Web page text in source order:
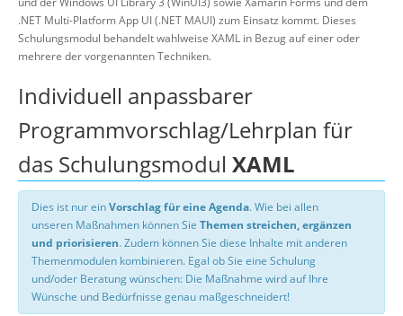
.NET Multi-Platform App UI (.NET MAUI) zum Einsatz kommt. Dieses
Schulungsmodul behandelt wahlweise XAML in Bezug auf einer oder
mehrere der vorgenannten Techniken.
Individuell anpassbarer
Programmvorschlag/Lehrplan für
das Schulungsmodul XAML
Dies ist nur einVorschlag für eine Agenda. Wie bei allen
unseren Maßnahmen können Sie Themen streichen, ergänzen
und priorisieren. Zudem können Sie diese Inhalte mit anderen
Themenmodulen kombinieren. Egal ob Sie eine Schulung
und/oder Beratung wünschen: Die Maßnahme wird auf Ihre
Wünsche und Bedürfnisse genau maßgeschneidert!